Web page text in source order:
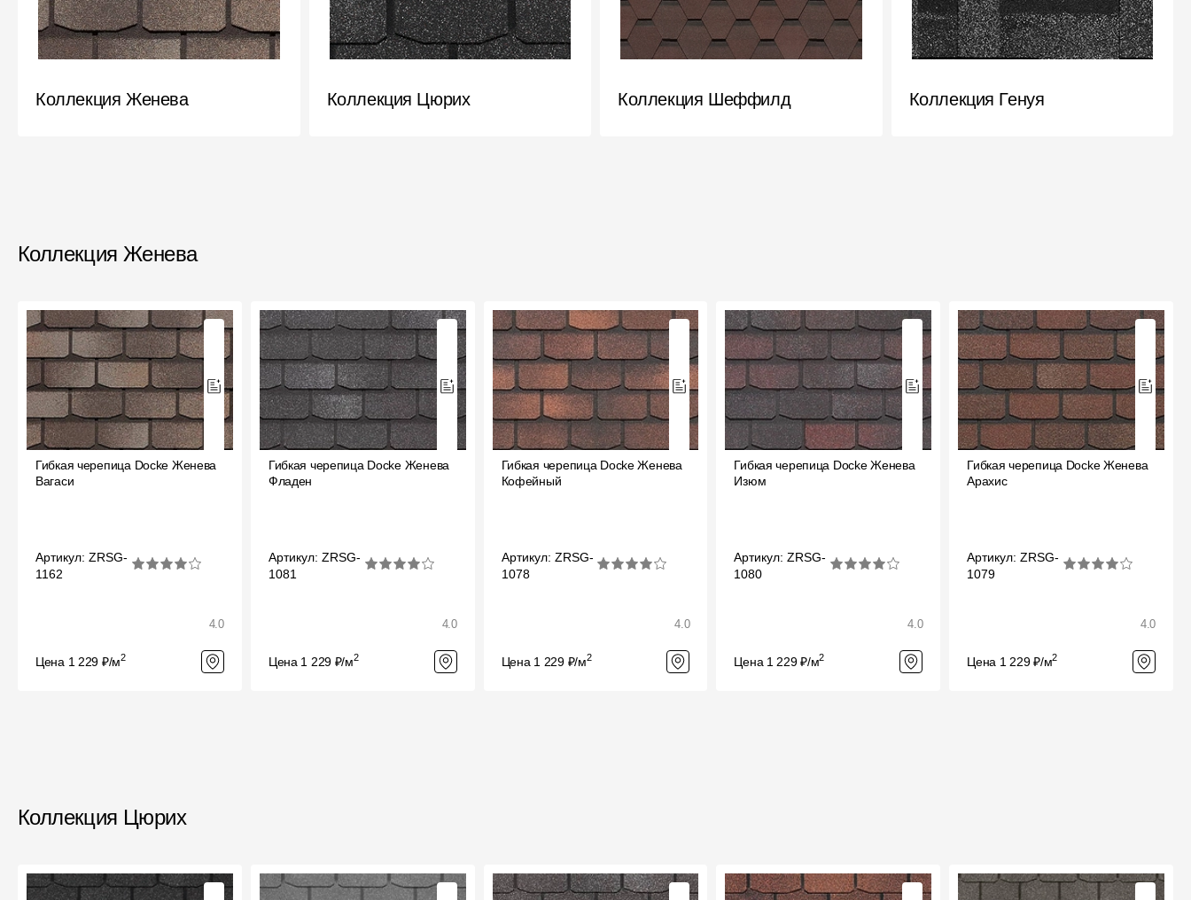
Коллекция Женева Коллекция Цюрих Коллекция Шеффилд Коллекция Генуя
Коллекция Женева
Гибкая черепица Docke Женева
Вагаси
Артикул: ZRSG-
1162
4.0
Цена 1 229 ₽/м2
Гибкая черепица Docke Женева
Фладен
Артикул: ZRSG-
1081
4.0
Цена 1 229 ₽/м2
Гибкая черепица Docke Женева
Кофейный
Артикул: ZRSG-
1078
4.0
Цена 1 229 ₽/м2
Гибкая черепица Docke Женева
Изюм
Артикул: ZRSG-
1080
4.0
Цена 1 229 ₽/м2
Гибкая черепица Docke Женева
Арахис
Артикул: ZRSG-
1079
4.0
Цена 1 229 ₽/м2
Коллекция Цюрих